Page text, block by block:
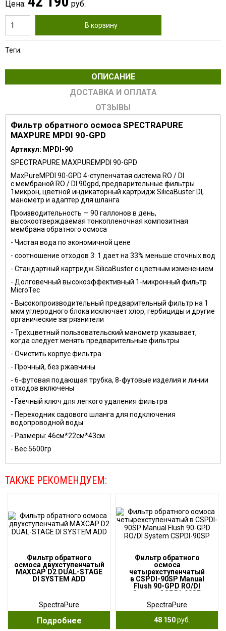
Цена: руб.
В корзину
Теги:
ОПИСАНИЕ
ДОСТАВКА И ОПЛАТА
ОТЗЫВЫ
Фильтр обратного осмоса SPECTRAPURE
MAXPURE MPDI 90-GPD
Артикул: MPDI-90
SPECTRAPURE MAXPUREMPDI 90-GPD
MaxPureMPDI 90-GPD 4-ступенчатая система RO / DI
с мембраной RO / DI 90gpd, предварительные фильтры
1микрон, цветной индикаторный картридж SilicaBuster DI,
манометр и адаптер для шланга
Производительность — 90 галлонов в день,
высокоотверждаемая тонкопленочная композитная
мембрана обратного осмоса
- Чистая вода по экономичной цене
- соотношение отходов 3: 1 дает на 33% меньше сточных вод
- Стандартный картридж SilicaBuster с цветным изменением
- Долговечный высокоэффективный 1-микронный фильтр
MicroTec
- Высокопроизводительный предварительный фильтр на 1
мкм углеродного блока исключает хлор, гербициды и другие
органические загрязнители
- Трехцветный пользовательский манометр указывает,
когда следует менять предварительные фильтры
- Очистить корпус фильтра
- Прочный, без ржавчины
- 6-футовая подающая трубка, 8-футовые изделия и линии
отходов включены
- Гаечный ключ для легкого удаления фильтра
- Переходник садового шланга для подключения
водопроводной воды
- Размеры: 46см*22см*43см
- Вес 5600гр
ТАКЖЕ РЕКОМЕНДУЕМ:
Фильтр обратного
осмоса двухступенчатый
MAXCAP D2 DUAL-STAGE
DI SYSTEM ADD
SpectraPure
Подробнее
Фильтр обратного
осмоса
четырехступенчатый
в CSPDI-90SP Manual
Flush 90-GPD RO/DI
System CSPDI-90SP
SpectraPure
48 150руб.